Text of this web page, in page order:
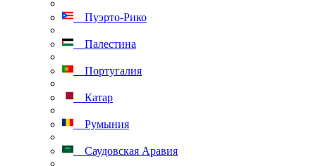
Пуэрто-Рико
Палестина
Португалия
Катар
Румыния
Саудовская Аравия